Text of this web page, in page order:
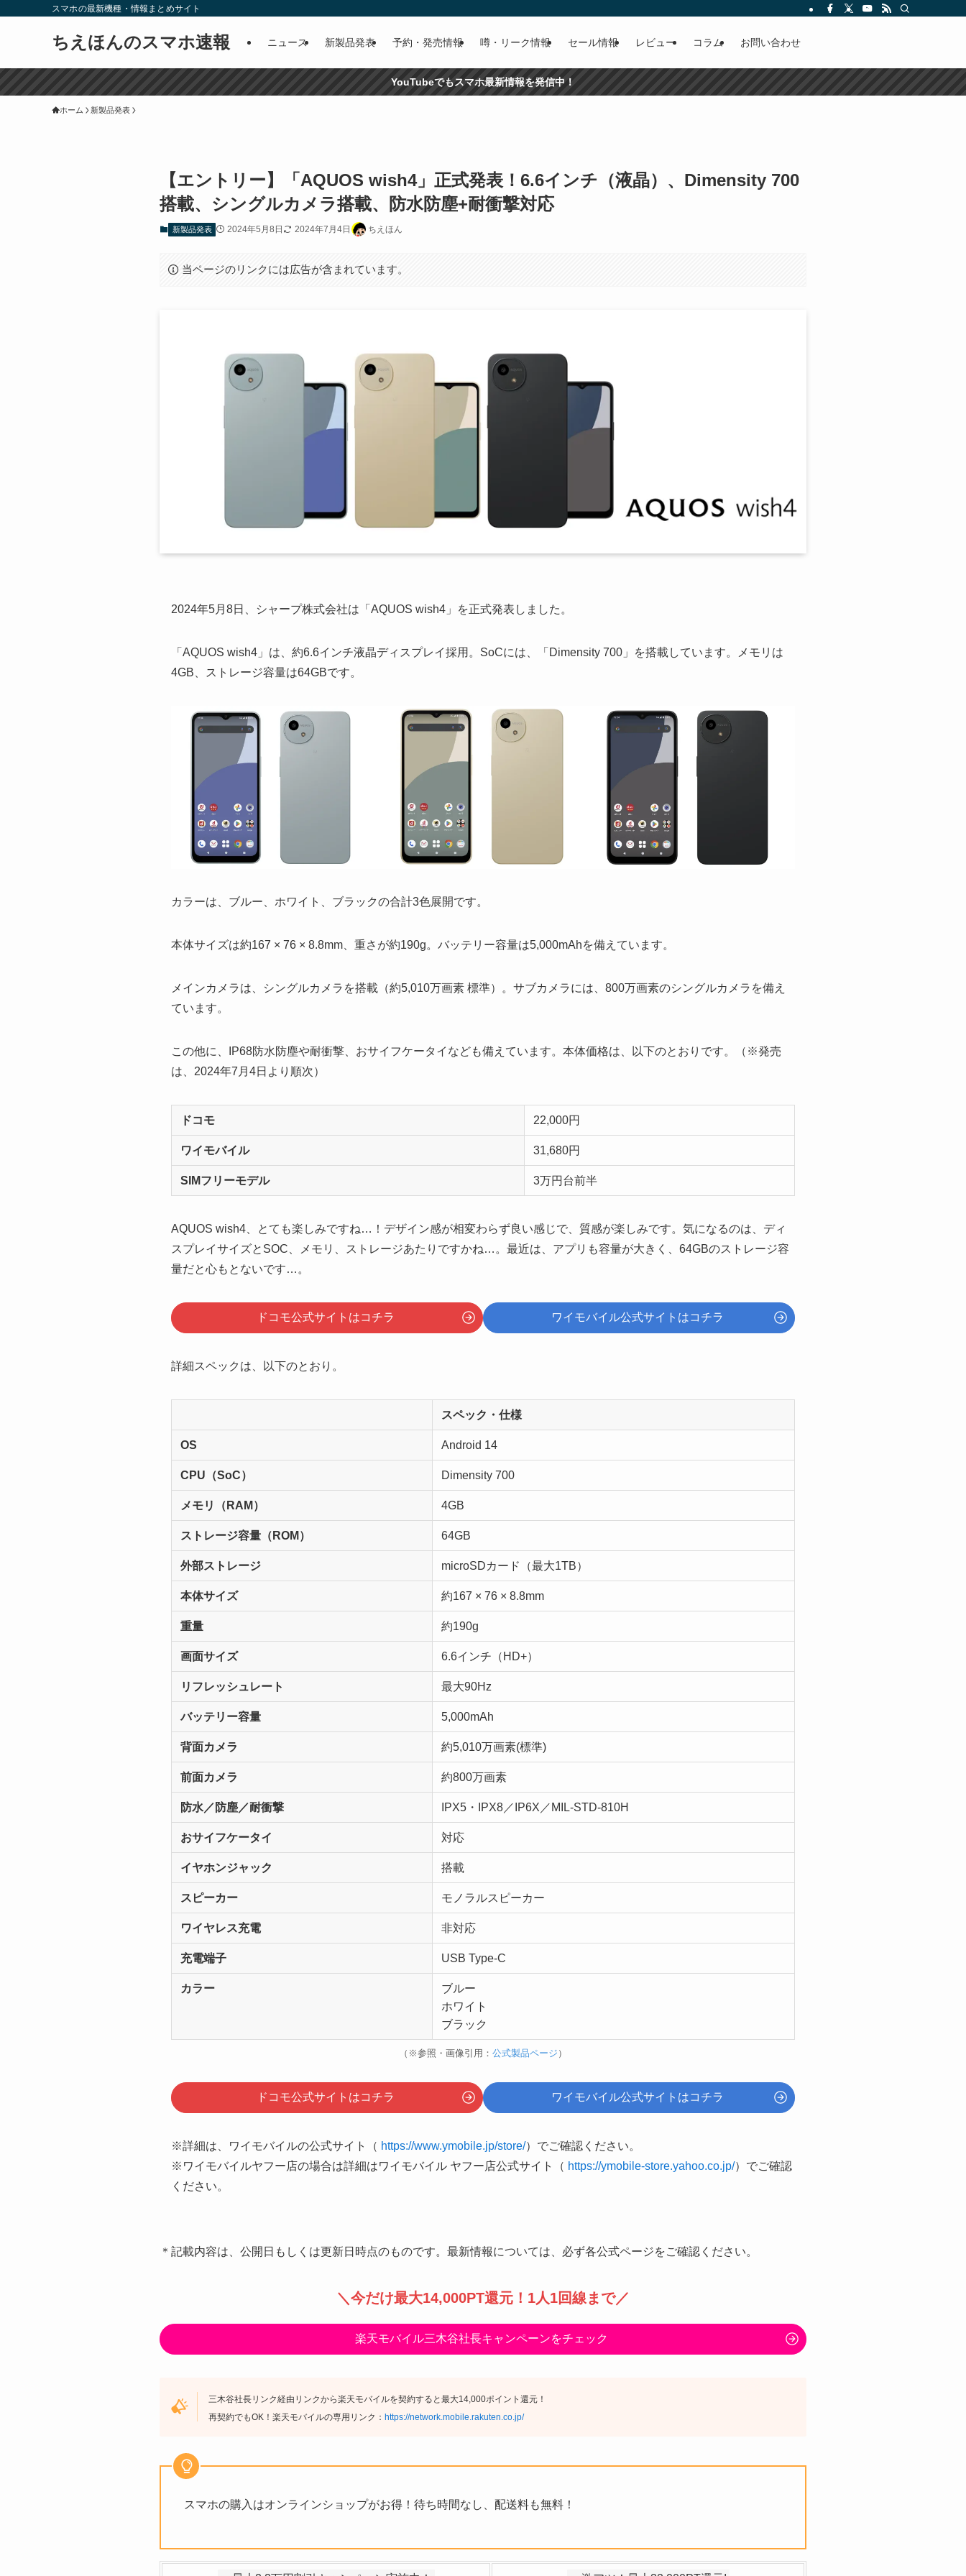
スマホの最新機種・情報まとめサイト
ちえほんのスマホ速報 ニュース 新製品発表 予約・発売情報 噂・リーク情報 セール情報 レビュー コラム お問い合わせ
YouTubeでもスマホ最新情報を発信中！
ホーム 新製品発表
【エントリー】「AQUOS wish4」正式発表！6.6インチ（液晶）、Dimensity 700
搭載、シングルカメラ搭載、防水防塵+耐衝撃対応
新製品発表 2024年5月8日 2024年7月4日 ちえほん
当ページのリンクには広告が含まれています。
2024年5月8日、シャープ株式会社は「AQUOS wish4」を正式発表しました。
「AQUOS wish4」は、約6.6インチ液晶ディスプレイ採用。SoCには、「Dimensity 700」を搭載しています。メモリは
4GB、ストレージ容量は64GBです。
カラーは、ブルー、ホワイト、ブラックの合計3色展開です。
本体サイズは約167 × 76 × 8.8mm、重さが約190g。バッテリー容量は5,000mAhを備えています。
メインカメラは、シングルカメラを搭載（約5,010万画素 標準）。サブカメラには、800万画素のシングルカメラを備え
ています。
この他に、IP68防水防塵や耐衝撃、おサイフケータイなども備えています。本体価格は、以下のとおりです。（※発売
は、2024年7月4日より順次）
ドコモ 22,000円
ワイモバイル 31,680円
SIMフリーモデル 3万円台前半
AQUOS wish4、とても楽しみですね…！デザイン感が相変わらず良い感じで、質感が楽しみです。気になるのは、ディ
スプレイサイズとSOC、メモリ、ストレージあたりですかね…。最近は、アプリも容量が大きく、64GBのストレージ容
量だと心もとないです…。
ドコモ公式サイトはコチラ ワイモバイル公式サイトはコチラ
詳細スペックは、以下のとおり。
スペック・仕様
OS Android 14
CPU（SoC） Dimensity 700
メモリ（RAM） 4GB
ストレージ容量（ROM） 64GB
外部ストレージ microSDカード（最大1TB）
本体サイズ 約167 × 76 × 8.8mm
重量 約190g
画面サイズ 6.6インチ（HD+）
リフレッシュレート 最大90Hz
バッテリー容量 5,000mAh
背面カメラ 約5,010万画素(標準)
前面カメラ 約800万画素
防水／防塵／耐衝撃 IPX5・IPX8／IP6X／MIL-STD-810H
おサイフケータイ 対応
イヤホンジャック 搭載
スピーカー モノラルスピーカー
ワイヤレス充電 非対応
充電端子 USB Type-C
カラー
ブルー
ホワイト
ブラック
（※参照・画像引用： 公式製品ページ ）
ドコモ公式サイトはコチラ ワイモバイル公式サイトはコチラ
※詳細は、ワイモバイルの公式サイト（ https://www.ymobile.jp/store/）でご確認ください。
※ワイモバイルヤフー店の場合は詳細はワイモバイル ヤフー店公式サイト（ https://ymobile-store.yahoo.co.jp/）でご確認
ください。
＊記載内容は、公開日もしくは更新日時点のものです。最新情報については、必ず各公式ページをご確認ください。
＼今だけ最大14,000PT還元 ！1人1回線まで／
楽天モバイル三木谷社長キャンペーンをチェック
三木谷社長リンク経由リンクから楽天モバイルを契約すると最大14,000ポイント還元！
再契約でもOK！楽天モバイルの専用リンク： https://network.mobile.rakuten.co.jp/
スマホの購入はオンラインショップがお得！待ち時間なし、配送料も無料！